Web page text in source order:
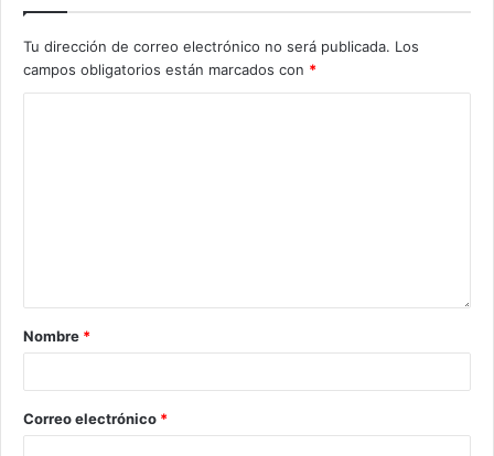
Tu dirección de correo electrónico no será publicada. Los
campos obligatorios están marcados con *
Nombre *
Correo electrónico *